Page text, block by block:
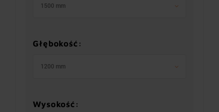
1500 mm
Głębokość:
1200 mm
Wysokość: